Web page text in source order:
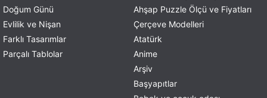
Doğum Günü
Evlilik ve Nişan
Farklı Tasarımlar
Parçalı Tablolar
Ahşap Puzzle Ölçü ve Fiyatları
Çerçeve Modelleri
Atatürk
Anime
Arşiv
Başyapıtlar